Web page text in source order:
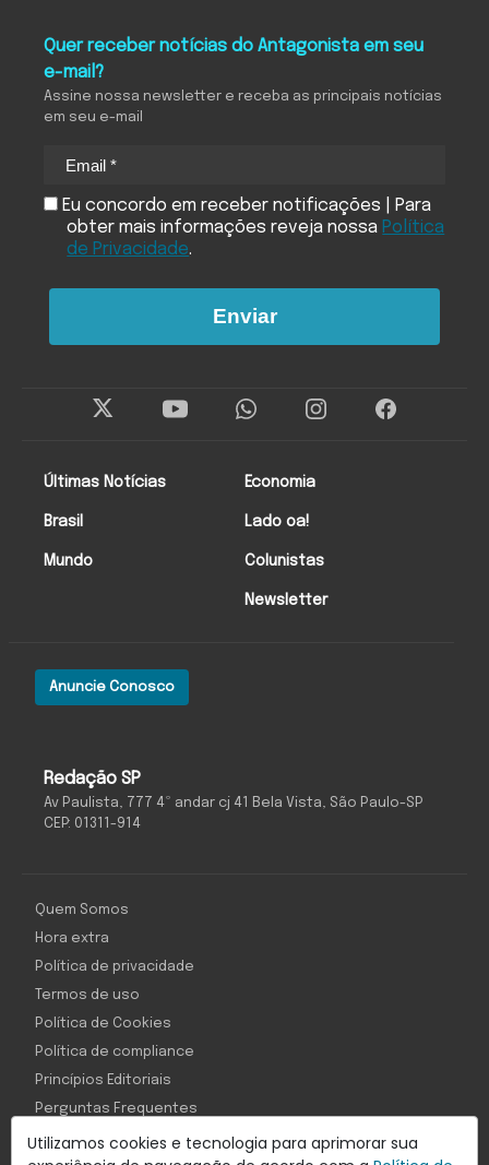
Utilizamos cookies e tecnologia para aprimorar sua
Redação SP
Av Paulista, 777 4º andar cj 41 Bela Vista, São Paulo-SP
CEP: 01311-914
Anuncie Conosco
Últimas Notícias
Brasil
Mundo
Economia
Lado oa!
Colunistas
Newsletter
Quer receber notícias do Antagonista em seu
e-mail?
Assine nossa newsletter e receba as principais notícias
em seu e-mail
Eu concordo em receber notificações | Para
obter mais informações reveja nossaPolítica
de Privacidade.
Enviar
Quem Somos
Hora extra
Política de privacidade
Termos de uso
Política de Cookies
Política de compliance
Princípios Editoriais
Perguntas Frequentes